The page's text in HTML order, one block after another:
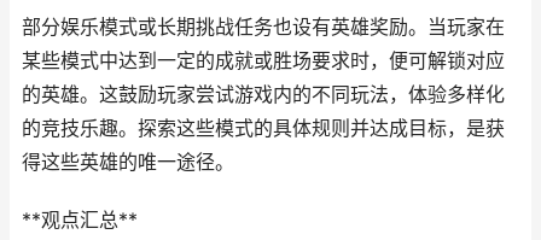
部分娱乐模式或长期挑战任务也设有英雄奖励。当玩家在
某些模式中达到一定的成就或胜场要求时，便可解锁对应
的英雄。这鼓励玩家尝试游戏内的不同玩法，体验多样化
的竞技乐趣。探索这些模式的具体规则并达成目标，是获
得这些英雄的唯一途径。
**观点汇总**